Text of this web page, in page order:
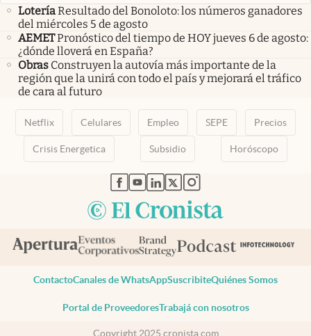
LoteríaResultado del Bonoloto: los números ganadores
del miércoles 5 de agosto
AEMETPronóstico del tiempo de HOY jueves 6 de agosto:
¿dónde lloverá en España?
Obras Construyen la autovía más importante de la
región que la unirá con todo el país y mejorará el tráfico
de cara al futuro
Netflix Celulares Empleo SEPE Precios
Crisis Energetica Subsidio Horóscopo
abre en nueva pestaña
abre en nueva pestaña
abre en nueva pestaña
abre en nueva pestaña
abre en nueva pestaña
ContactoCanales de WhatsAppSuscribiteQuiénes Somos
Portal de ProveedoresTrabajá con nosotros
Copyright 2025 cronista.com